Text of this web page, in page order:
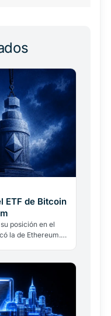
ETF de Bitcoin
posición en el
la de Ethereum.